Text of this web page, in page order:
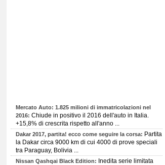
Mercato Auto: 1.825 milioni di immatricolazioni nel
2016: Chiude in positivo il 2016 dell'auto in Italia.
+15,8% di crescrita rispetto all'anno ...
Dakar 2017, partita! ecco come seguire la corsa: Partita
la Dakar circa 9000 km di cui 4000 di prove speciali
tra Paraguay, Bolivia ...
Nissan Qashqai Black Edition: Inedita serie limitata